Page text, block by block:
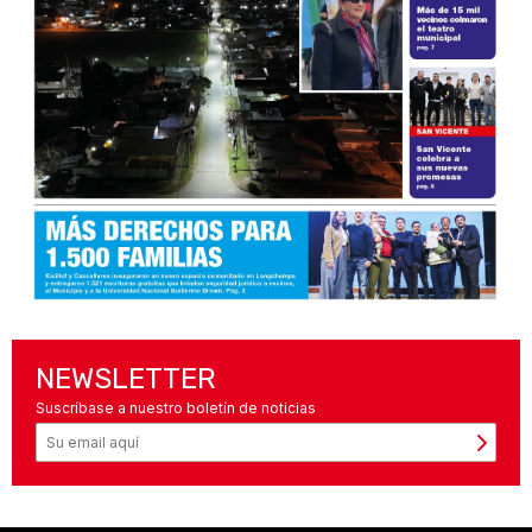
NEWSLETTER
Suscríbase a nuestro boletín de noticias